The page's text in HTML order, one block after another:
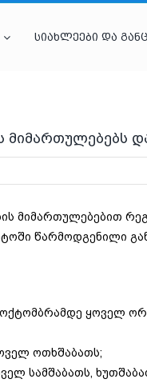
სიახლეები და
მიმართულებებს
მიმართულებებით
წარმოდგენილი
ყოველ
ოთხშაბათს;
სამშაბათს,